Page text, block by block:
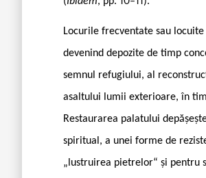
Locurile frecventate sau
devenind depozite de timp
semnul refugiului, al
asaltului lumii exterioare, în
Restaurarea palatului
spiritual, a unei forme de
„lustruirea pietrelor“ și pentru